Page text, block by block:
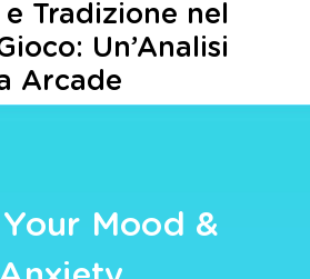
Tradizione nel
Un’Analisi
Arcade
Mood &